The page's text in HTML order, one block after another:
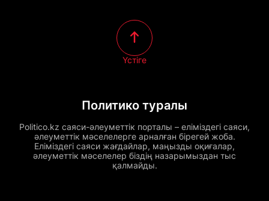
Политико туралы
Politico.kz саяси-әлеуметтік порталы – еліміздегі саяси,
әлеуметтік мәселелерге арналған бірегей жоба.
Еліміздегі саяси жағдайлар, маңызды оқиғалар,
әлеуметтік мәселелер біздің назарымыздан тыс
қалмайды.
Үстіге